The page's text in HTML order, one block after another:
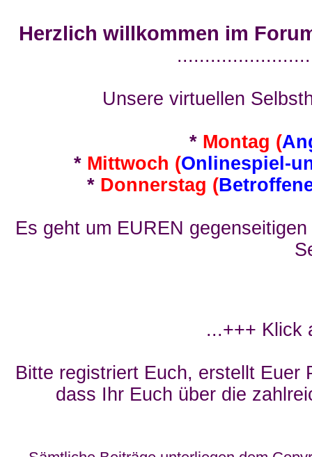
Herzlich willkommen im
Unsere virtuellen
* Montag (
* Mittwoch (Onlinespiel-
* Donnerstag (
Es geht um EUREN
...+++ Klick
Bitte registriert Euch, erstellt Euer
dass Ihr Euch über die